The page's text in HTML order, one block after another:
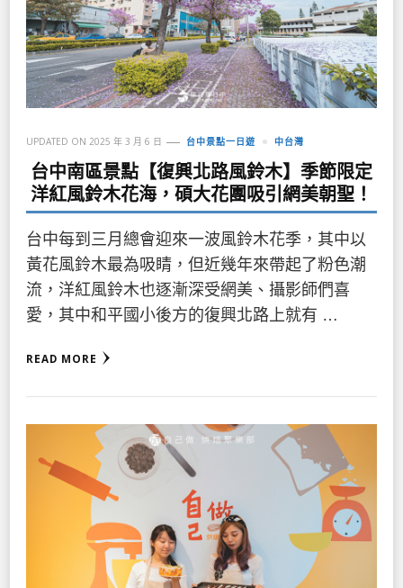
UPDATED ON 2025 年 3 月 6 日 台中景點一日遊 中台灣
台中南區景點【復興北路風鈴木】季節限定
洋紅風鈴木花海，碩大花團吸引網美朝聖！
台中每到三月總會迎來一波風鈴木花季，其中以
黃花風鈴木最為吸睛，但近幾年來帶起了粉色潮
流，洋紅風鈴木也逐漸深受網美、攝影師們喜
愛，其中和平國小後方的復興北路上就有 …
READ MORE